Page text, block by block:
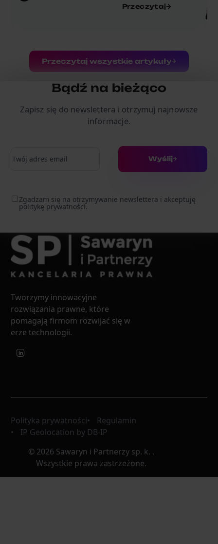
Przeczytaj
Przeczytaj wszystkie artykuły
Bądź na bieżąco
Zapisz się do newslettera i otrzymuj najnowsze
informacje.
Wyślij
Zgadzam się na otrzymywanie newslettera i akceptuję
politykę prywatności.
Tworzymy innowacyjne
rozwiązania prawne, które
pomagają firmom rozwijać się w
erze technologii.
Polityka prywatności
Regulamin
IP Geolocation by DB-IP
© 2026 Sawaryn i Partnerzy sp. k. .
Wszystkie prawa zastrzeżone.